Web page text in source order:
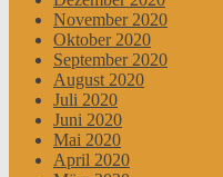
November 2020
Oktober 2020
September 2020
August 2020
Juli 2020
Juni 2020
Mai 2020
April 2020